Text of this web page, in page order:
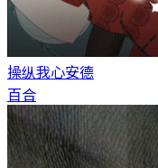
操纵我心安德
百合